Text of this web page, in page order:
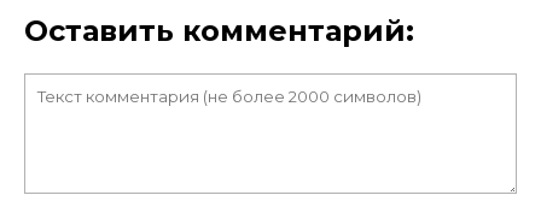
Оставить комментарий: